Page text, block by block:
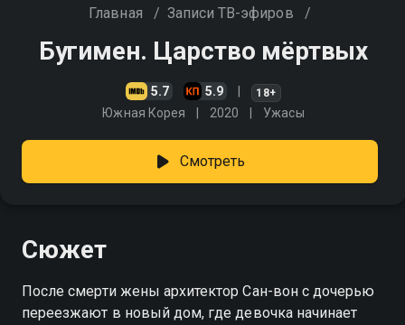
Главная / Записи ТВ-эфиров /
Бугимен. Царство мёртвых
5.7 5.9 18+
Южная Корея 2020 Ужасы
Смотреть
Сюжет
После смерти жены архитектор Сан-вон с дочерью
переезжают в новый дом, где девочка начинает